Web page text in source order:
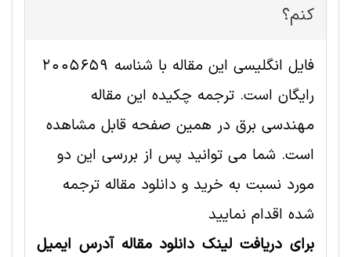
کنم؟
فایل انگلیسی این مقاله با شناسه 2005659
رایگان است. ترجمه چکیده این مقاله
مهندسی برق در همین صفحه قابل مشاهده
است. شما می توانید پس از بررسی این دو
مورد نسبت به خرید و دانلود مقاله ترجمه
شده اقدام نمایید
برای دریافت لینک دانلود مقاله آدرس ایمیل